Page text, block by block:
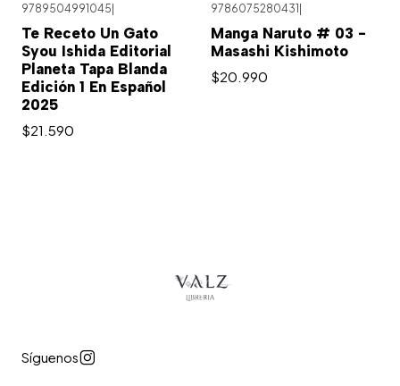
9789504991045
Te Receto Un Gato
Syou Ishida Editorial
Planeta Tapa Blanda
Edición 1 En Español
2025
$21.590
9786075280431
Manga Naruto # 03 -
Masashi Kishimoto
$20.990
Síguenos